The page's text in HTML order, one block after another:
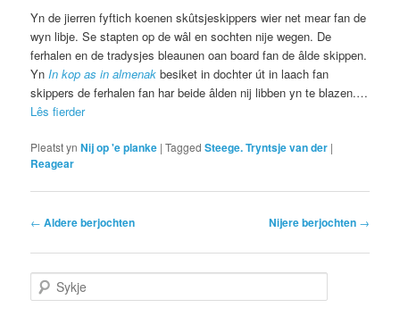
Yn de jierren fyftich koenen skûtsjeskippers wier net mear fan de
wyn libje. Se stapten op de wâl en sochten nije wegen. De
ferhalen en de tradysjes bleaunen oan board fan de âlde skippen.
YnIn kop as in almenak besiket in dochter út in laach fan
skippers de ferhalen fan har beide âlden nij libben yn te blazen.…
Lês fierder
Pleatst yn Nij op 'e planke |Tagged Steege. Tryntsje van der |
Reagear
Post navigation
← Aldere berjochten Nijere berjochten →
Sykje